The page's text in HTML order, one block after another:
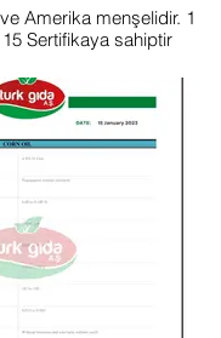
Amerika menşelidir. 1
15 Sertifikaya sahiptir